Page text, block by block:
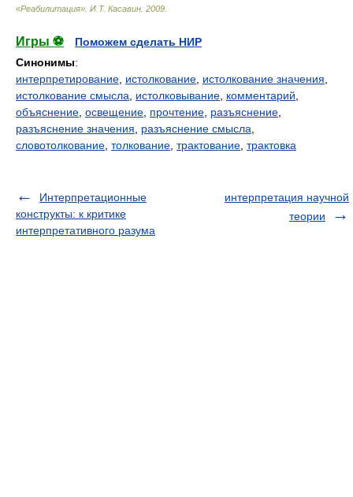
«Реабилитация» И.Т. Касавин 2009
Игры ⚽
Поможем сделать НИР
Синонимы:
интерпретирование истолкование истолкование значения
истолкование смысла
истолковывание комментарий
объяснение освещение прочтение разъяснение
разъяснение значения
разъяснение смысла
словотолкование толкование трактование трактовка
Интерпретационные
конструкты: к критике
интерпретативного разума
интерпретация научной
теории